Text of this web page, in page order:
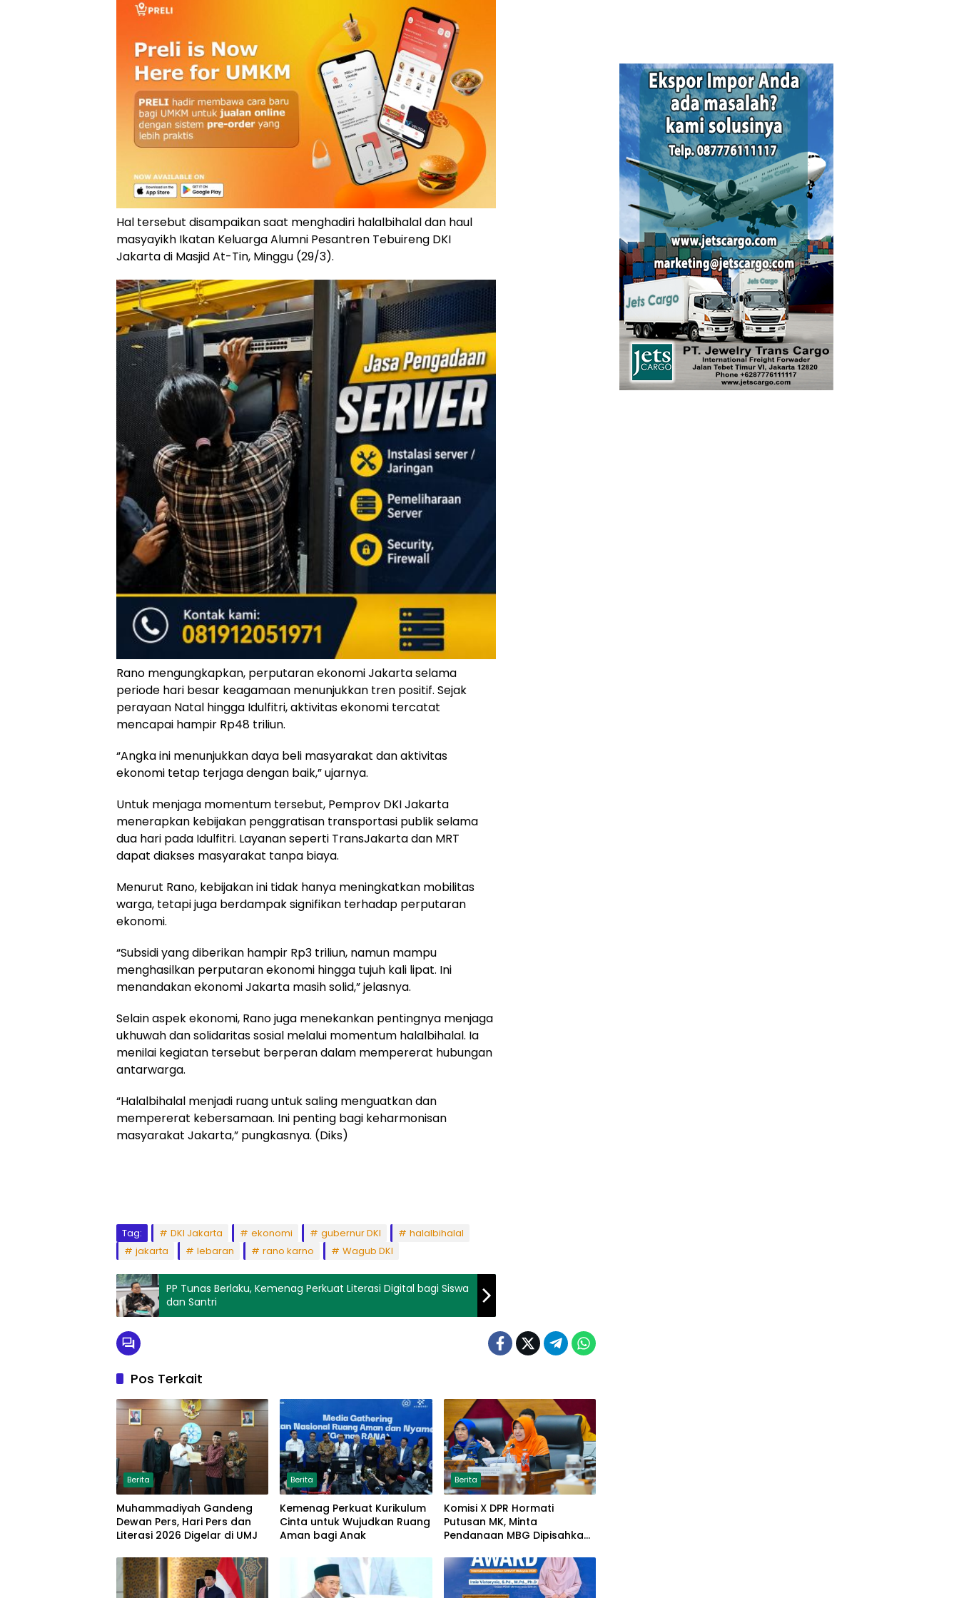
Hal tersebut disampaikan saat menghadiri halalbihalal dan haul
masyayikh Ikatan Keluarga Alumni Pesantren Tebuireng DKI
Jakarta di Masjid At-Tin, Minggu (29/3).
Rano mengungkapkan, perputaran ekonomi Jakarta selama
periode hari besar keagamaan menunjukkan tren positif. Sejak
perayaan Natal hingga Idulfitri, aktivitas ekonomi tercatat
mencapai hampir Rp48 triliun.
“Angka ini menunjukkan daya beli masyarakat dan aktivitas
ekonomi tetap terjaga dengan baik,” ujarnya.
Untuk menjaga momentum tersebut, Pemprov DKI Jakarta
menerapkan kebijakan penggratisan transportasi publik selama
dua hari pada Idulfitri. Layanan seperti TransJakarta dan MRT
dapat diakses masyarakat tanpa biaya.
Menurut Rano, kebijakan ini tidak hanya meningkatkan mobilitas
warga, tetapi juga berdampak signifikan terhadap perputaran
ekonomi.
“Subsidi yang diberikan hampir Rp3 triliun, namun mampu
menghasilkan perputaran ekonomi hingga tujuh kali lipat. Ini
menandakan ekonomi Jakarta masih solid,” jelasnya.
Selain aspek ekonomi, Rano juga menekankan pentingnya menjaga
ukhuwah dan solidaritas sosial melalui momentum halalbihalal. Ia
menilai kegiatan tersebut berperan dalam mempererat hubungan
antarwarga.
“Halalbihalal menjadi ruang untuk saling menguatkan dan
mempererat kebersamaan. Ini penting bagi keharmonisan
masyarakat Jakarta,” pungkasnya. (Diks)
Tag: DKI Jakarta ekonomi gubernur DKI
halalbihalal
jakarta
lebaran rano karno Wagub DKI
PP Tunas Berlaku, Kemenag Perkuat Literasi Digital bagi Siswa
dan Santri
Pos Terkait
Berita
Muhammadiyah Gandeng
Dewan Pers, Hari Pers dan
Literasi 2026 Digelar di UMJ
Berita
Kemenag Perkuat Kurikulum
Cinta untuk Wujudkan Ruang
Aman bagi Anak
Berita
Komisi X DPR Hormati
Putusan MK, Minta
Pendanaan MBG Dipisahkan